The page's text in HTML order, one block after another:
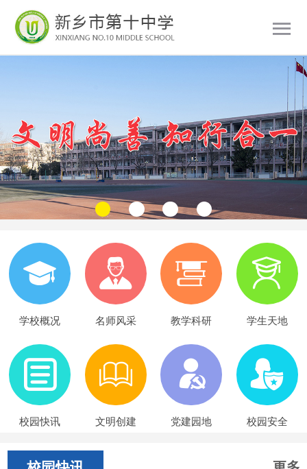
学校概况 名师风采 教学科研 学生天地
校园快讯 文明创建 党建园地 校园安全